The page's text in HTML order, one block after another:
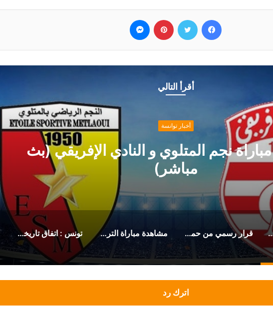
فيسبوك تويتر بينتيريست
أقرأ التالي
أخبار توانسة
نجم المتلوي و النادي الإفريقي (بث
مباشر)
و النادي الإفريقي (بث مباشر) قرار رسمي من حمدي المدب بخصوص ماهر الكنزاري مشاهدة مباراة الترجي الرياضي صن داونز (بث مباشر) تونس : اتفاق تاريخي لزيادة أجور وتحسين منح هؤلاء
اترك رد